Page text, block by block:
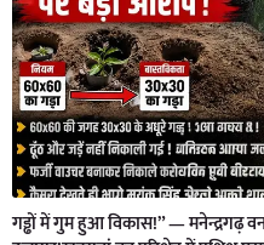
गड्ढों में गुम हुआ विकास!” — मनेन्द्रगढ़